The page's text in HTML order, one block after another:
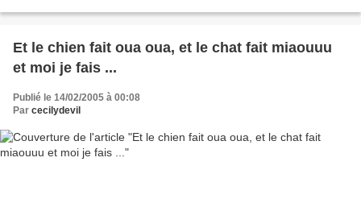
Et le chien fait oua oua, et le chat fait miaouuu
et moi je fais ...
Publié le 14/02/2005 à 00:08
Par cecilydevil